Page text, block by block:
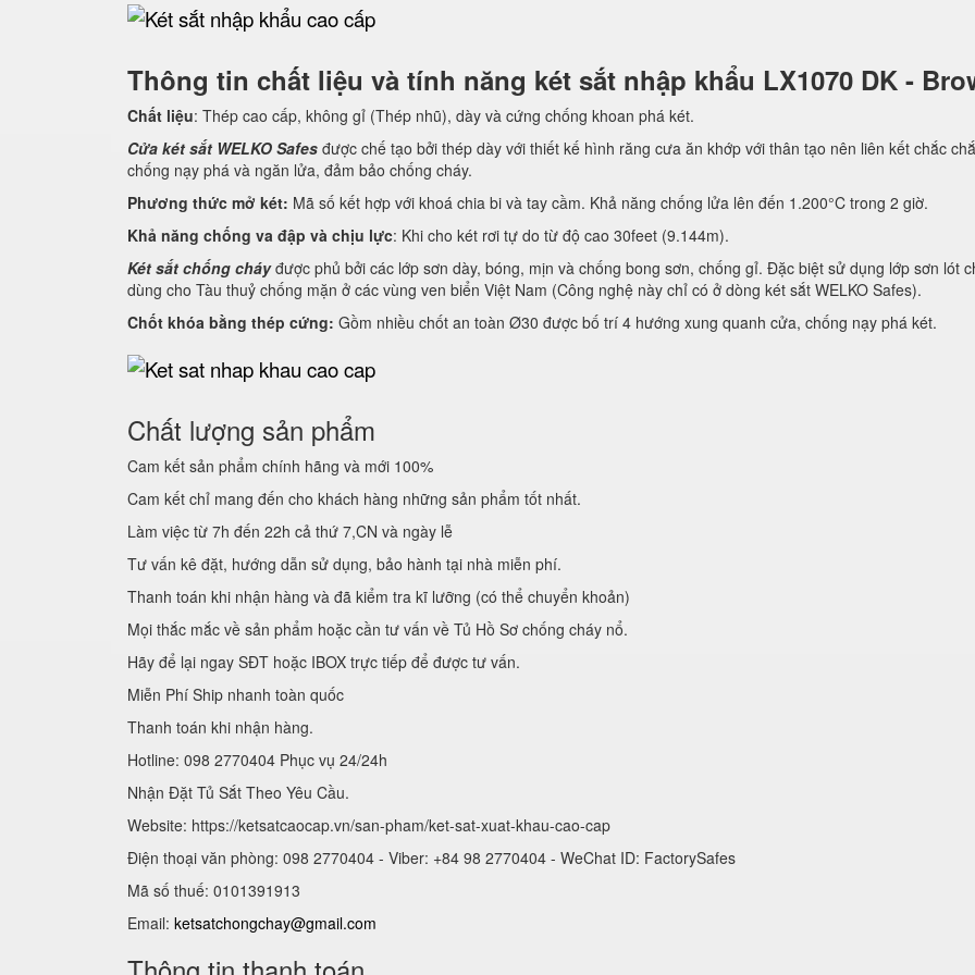
Thông tin chất liệu và tính năng két sắt nhập khẩu LX1070 DK -
Chất liệu: Thép cao cấp, không gỉ (Thép nhũ), dày và cứng chống khoan phá két.
Cửa két sắt WELKO Safes được chế tạo bởi thép dày với thiết kế hình răng cưa ăn khớp với thân tạo nên liên kết chắc
chống nạy phá và ngăn lửa, đảm bảo chống cháy.
Phương thức mở két: Mã số kết hợp với khoá chia bi và tay cầm. Khả năng chống lửa lên đến 1.200°C trong 2 giờ.
Khả năng chống va đập và chịu lực: Khi cho két rơi tự do từ độ cao 30feet (9.144m).
Két sắt chống cháyđược phủ bởi các lớp sơn dày, bóng, mịn và chống bong sơn, chống gỉ. Đặc biệt sử dụng lớp sơn lót
dùng cho Tàu thuỷ chống mặn ở các vùng ven biển Việt Nam (Công nghệ này chỉ có ở dòng két sắt WELKO Safes).
Chốt khóa bằng thép cứng: Gồm nhiều chốt an toàn Ø30 được bố trí 4 hướng xung quanh cửa, chống nạy phá két.
Chất lượng sản phẩm
Cam kết sản phẩm chính hãng và mới 100%
Cam kết chỉ mang đến cho khách hàng những sản phẩm tốt nhất.
Làm việc từ 7h đến 22h cả thứ 7,CN và ngày lễ
Tư vấn kê đặt, hướng dẫn sử dụng, bảo hành tại nhà miễn phí.
Thanh toán khi nhận hàng và đã kiểm tra kĩ lưỡng (có thể chuyển khoản)
Mọi thắc mắc về sản phẩm hoặc cần tư vấn về Tủ Hồ Sơ chống cháy nổ.
Hãy để lại ngay SĐT hoặc IBOX trực tiếp để được tư vấn.
Miễn Phí Ship nhanh toàn quốc
Thanh toán khi nhận hàng.
Hotline: 098 2770404 Phục vụ 24/24h
Nhận Đặt Tủ Sắt Theo Yêu Cầu.
Website: https://ketsatcaocap.vn/san-pham/ket-sat-xuat-khau-cao-cap
Điện thoại văn phòng: 098 2770404 - Viber: +84 98 2770404 - WeChat ID: FactorySafes
Mã số thuế: 0101391913
Email: ketsatchongchay@gmail.com